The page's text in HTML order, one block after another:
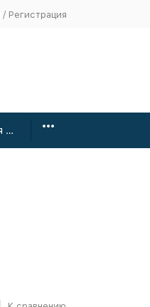
/ Регистрация
Материалы для монтажа